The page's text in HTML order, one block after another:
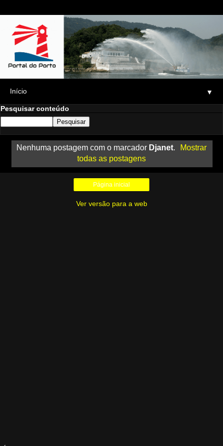
▼
Pesquisar conteúdo
Nenhuma postagem com o marcador Djanet.
Mostrar
todas as postagens
Página inicial
Ver versão para a web